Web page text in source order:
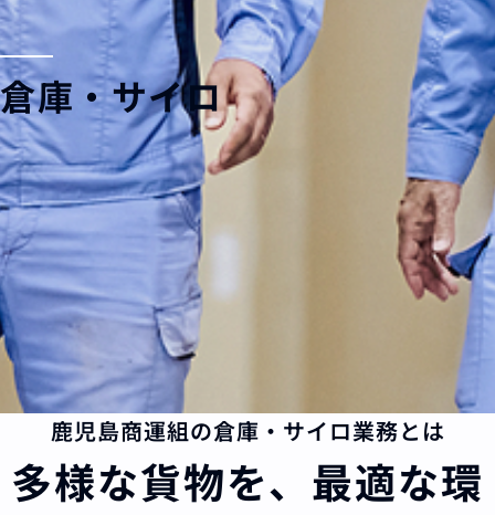
倉庫・サイロ
鹿児島商運組の倉庫・サイロ業務とは
多様な貨物を、最適な環